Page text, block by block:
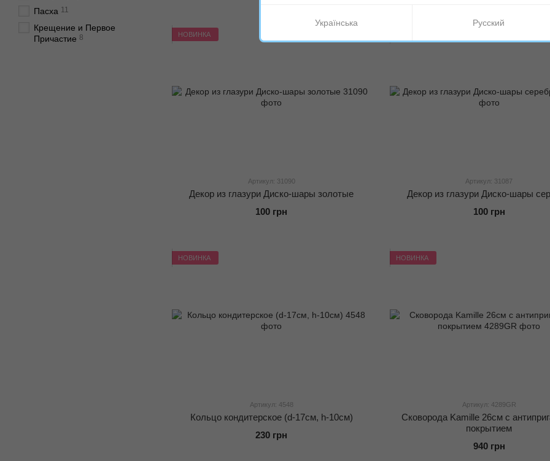
НОВИНКА
Артикул: 31090
Декор из глазури Диско-шары золотые
100 грн
Артикул: 31087
Декор из глазури Диско-шары
100 грн
НОВИНКА
Артикул: 4548
Кольцо кондитерское (d-17см, h-10см)
230 грн
НОВИНКА
Артикул: 4289GR
Сковорода Kamille 26см с
покрытием
940 грн
Пасха 11
Крещение и Первое
Причастие 8
Українська Русский